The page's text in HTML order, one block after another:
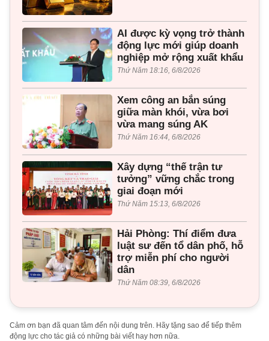
AI được kỳ vọng trở thành
động lực mới giúp doanh
nghiệp mở rộng xuất khẩu
Thứ Năm 18:16, 6/8/2026
Xem công an bắn súng
giữa màn khói, vừa bơi
vừa mang súng AK
Thứ Năm 16:44, 6/8/2026
Xây dựng “thế trận tư
tưởng” vững chắc trong
giai đoạn mới
Thứ Năm 15:13, 6/8/2026
Hải Phòng: Thí điểm đưa
luật sư đến tổ dân phố, hỗ
trợ miễn phí cho người
dân
Thứ Năm 08:39, 6/8/2026
Cảm ơn bạn đã quan tâm đến nội dung trên. Hãy tặng sao để tiếp thêm
động lực cho tác giả có những bài viết hay hơn nữa.